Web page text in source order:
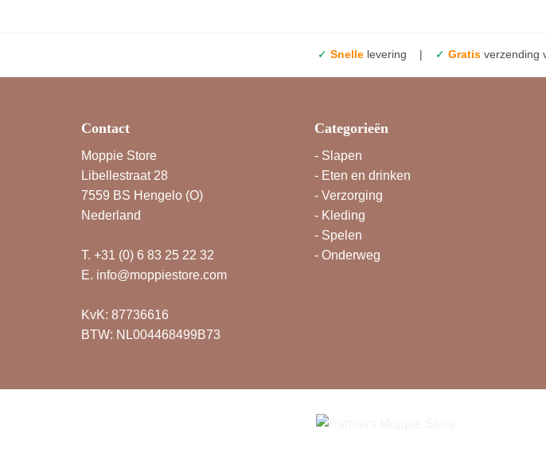
✓ Snelle levering | ✓ Gratis
Contact
Moppie Store
Libellestraat 28
7559 BS Hengelo (O)
Nederland
T. +31 (0) 6 83 25 22 32
E. info@moppiestore.com
KvK: 87736616
BTW: NL004468499B73
Categorieën
- Slapen
- Eten en drinken
- Verzorging
- Kleding
- Spelen
- Onderweg